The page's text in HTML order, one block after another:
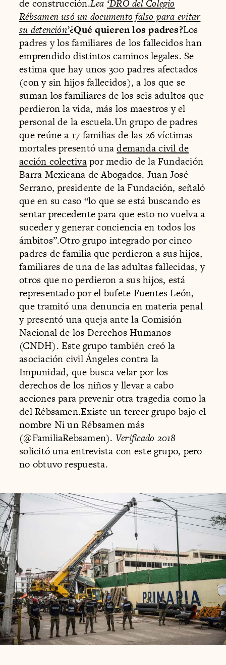
de construcción.Lea ‘DRO del Colegio
Rébsamen usó un documento falso para evitar
su detención’¿Qué quieren los padres?Los
padres y los familiares de los fallecidos han
emprendido distintos caminos legales. Se
estima que hay unos 300 padres afectados
(con y sin hijos fallecidos), a los que se
suman los familiares de los seis adultos que
perdieron la vida, más los maestros y el
personal de la escuela.Un grupo de padres
que reúne a 17 familias de las 26 víctimas
mortales presentó unademanda civil de
acción colectivapor medio de la Fundación
Barra Mexicana de Abogados. Juan José
Serrano, presidente de la Fundación, señaló
que en su caso “lo que se está buscando es
sentar precedente para que esto no vuelva a
suceder y generar conciencia en todos los
ámbitos”.Otro grupo integrado por cinco
padres de familia que perdieron a sus hijos,
familiares de una de las adultas fallecidas, y
otros que no perdieron a sus hijos, está
representado por el bufete Fuentes León,
que tramitó una denuncia en materia penal
y presentó una queja ante la Comisión
Nacional de los Derechos Humanos
(CNDH). Este grupo también creó la
asociación civil Ángeles contra la
Impunidad, que busca velar por los
derechos de los niños y llevar a cabo
acciones para prevenir otra tragedia como la
del Rébsamen.Existe un tercer grupo bajo el
nombre Ni un Rébsamen más
(@FamiliaRebsamen). Verificado 2018
solicitó una entrevista con este grupo, pero
no obtuvo respuesta.